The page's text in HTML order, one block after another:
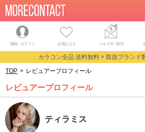
登録・ログイン お気に入り メルマガ・割引
カラコン全品 送料無料 × 取扱ブランド
TOP > レビュアープロフィール
レビュアープロフィール
ティラミス